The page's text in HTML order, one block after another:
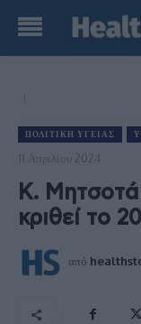
ΠΟΛΙΤΙΚΉ ΥΓΕΊΑΣ
11 Απριλίου 2024
Κ.
κριθεί το
από